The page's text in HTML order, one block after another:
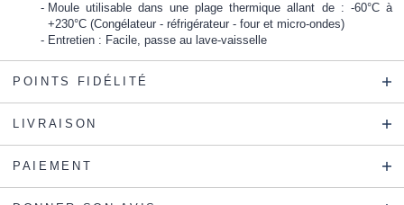
Moule utilisable dans une plage thermique allant de : -60°C à
+230°C (Congélateur - réfrigérateur - four et micro-ondes)
Entretien : Facile, passe au lave-vaisselle
POINTS FIDÉLITÉ
LIVRAISON
PAIEMENT